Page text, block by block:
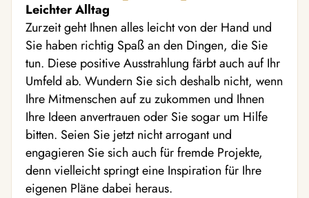
Leichter Alltag
Zurzeit geht Ihnen alles leicht von der Hand und
Sie haben richtig Spaß an den Dingen, die Sie
tun. Diese positive Ausstrahlung färbt auch auf Ihr
Umfeld ab. Wundern Sie sich deshalb nicht, wenn
Ihre Mitmenschen auf zu zukommen und Ihnen
Ihre Ideen anvertrauen oder Sie sogar um Hilfe
bitten. Seien Sie jetzt nicht arrogant und
engagieren Sie sich auch für fremde Projekte,
denn vielleicht springt eine Inspiration für Ihre
eigenen Pläne dabei heraus.